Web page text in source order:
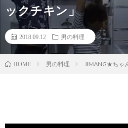
ックチキン」
2018.09.12 男の料理
HOME 男の料理 JIMANG★ちゃ